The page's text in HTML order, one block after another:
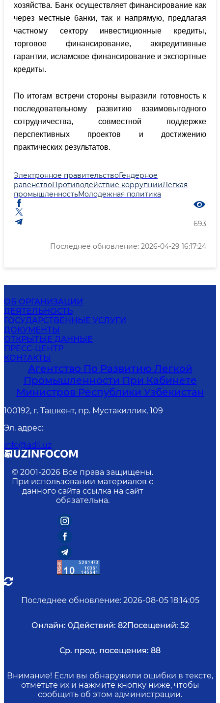
хозяйства. Банк осуществляет финансирование как
через местные банки, так и напрямую, предлагая
частному сектору инвестиционные кредиты,
торговое финансирование, аккредитивные
гарантии, исламское финансирование и экспортные
кредиты.
По итогам встречи стороны выразили готовность к
последовательному развитию взаимовыгодного
сотрудничества, совместной поддержке
перспективных проектов и достижению
практических результатов.
Электронное правительствоГендерное
равенствоПротиводействие коррупцииЛегкая
промышленностьМолодежная политика
693
Последнее обновление: 2026-04-29 16:17:24
ОБ ОРГАНИЗАЦИИ
ДЕЯТЕЛЬНОСТЬ
ГОСУДАРСТВЕННЫЕ УСЛУГИ
ДОКУМЕНТЫ
ОТКРЫТЫЕ ДАННЫЕ
ПРЕСС-ЦЕНТР
КОНТАКТЫ
Агентство По Развитию Легкой
Промышленности При Кабинете
Министров Республики Узбекистан
100192, г. Ташкент, пр. Мустакиллик, 109
Эл. адрес:
info@adli.uz
© 2001-2026 Все права защищены.
При использовании материалов с
данного сайта ссылка на сайт
обязательна.
Последнее обновление: 2026-08-05 18:14:05
Онлайн: 0Действий: 82Посещений: 52
Ср. прод. посещения: 88
Внимание! Если вы обнаружили ошибки в тексте,
отметьте их и нажмите кнопку ниже, чтобы
сообщить об этом администрации.